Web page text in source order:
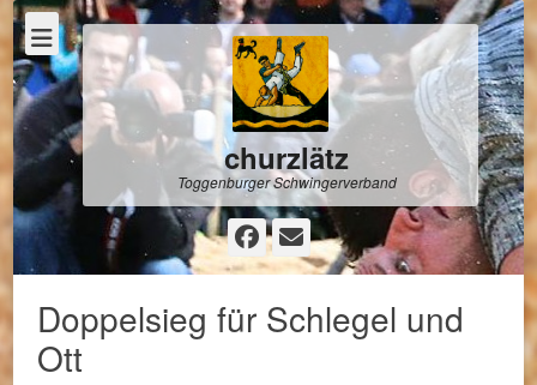
churzlätz
Toggenburger Schwingerverband
Facebook
E-
Mail
Doppelsieg für Schlegel und
Ott